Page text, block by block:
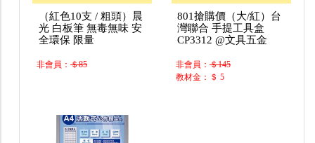
（紅色10支 / 粗頭）晨
光 白板筆 無毒無味 安
全環保 限量
非會員：＄85
801搶購價（大/紅）台
灣聯合 手提工具盒
CP3312 @文具五金
非會員：＄145
教材金：＄ 5